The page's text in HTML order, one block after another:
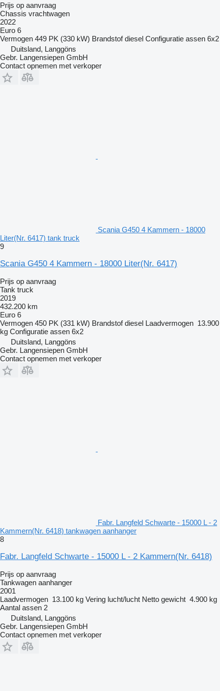
Prijs op aanvraag
Chassis vrachtwagen
2022
Euro 6
Vermogen 449 PK (330 kW) Brandstof diesel Configuratie assen 6x2
Duitsland, Langgöns
Gebr. Langensiepen GmbH
Contact opnemen met verkoper
Scania G450 4 Kammern - 18000
Liter(Nr. 6417) tank truck
9
Scania G450 4 Kammern - 18000 Liter(Nr. 6417)
Prijs op aanvraag
Tank truck
2019
432.200 km
Euro 6
Vermogen 450 PK (331 kW) Brandstof diesel Laadvermogen 13.900
kg Configuratie assen 6x2
Duitsland, Langgöns
Gebr. Langensiepen GmbH
Contact opnemen met verkoper
Fabr. Langfeld Schwarte - 15000 L - 2
Kammern(Nr. 6418) tankwagen aanhanger
8
Fabr. Langfeld Schwarte - 15000 L - 2 Kammern(Nr. 6418)
Prijs op aanvraag
Tankwagen aanhanger
2001
Laadvermogen 13.100 kg Vering lucht/lucht Netto gewicht 4.900 kg
Aantal assen 2
Duitsland, Langgöns
Gebr. Langensiepen GmbH
Contact opnemen met verkoper